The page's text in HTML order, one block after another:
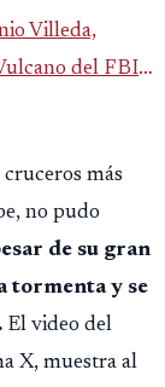
Villeda,
del FBI
más
no pudo
de su gran
tormenta y se
El video del
X, muestra al